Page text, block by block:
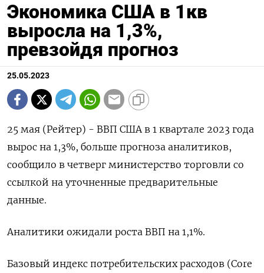
Экономика США в 1кв
выросла на 1,3%,
превзойдя прогноз
25.05.2023
25 мая (Рейтер) - ВВП США в 1 квартале 2023 года
вырос на 1,3%, больше прогноза аналитиков,
сообщило в четверг министерство торговли со
ссылкой на уточненные предварительные
данные.
Аналитики ожидали роста ВВП на 1,1%.
Базовый индекс потребительских расходов (Core